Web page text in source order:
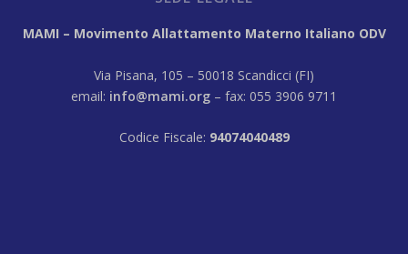
MAMI – Movimento Allattamento Materno Italiano ODV
Via Pisana, 105 – 50018 Scandicci (FI)
email: info@mami.org – fax: 055 3906 9711
Codice Fiscale: 94074040489